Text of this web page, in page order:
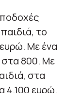
το
Με ένα
στα 800. Με
στα
4.100 ευρώ.